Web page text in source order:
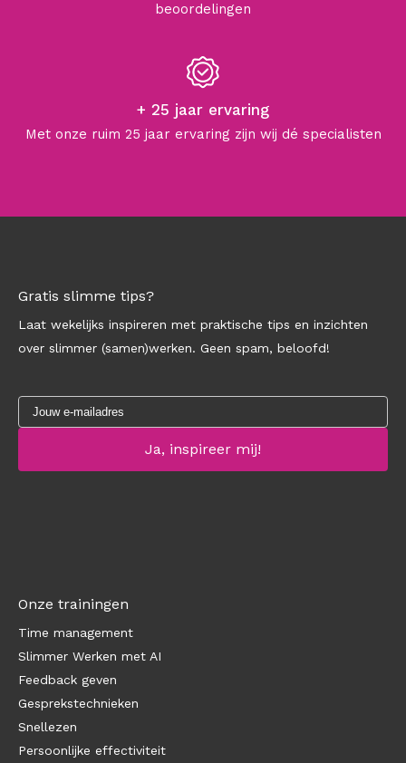
beoordelingen
+ 25 jaar ervaring
Met onze ruim 25 jaar ervaring zijn wij dé specialisten
Gratis slimme tips?
Laat wekelijks inspireren met praktische tips en inzichten
over slimmer (samen)werken. Geen spam, beloofd!
Onze trainingen
Time management
Slimmer Werken met AI
Feedback geven
Gesprekstechnieken
Snellezen
Persoonlijke effectiviteit